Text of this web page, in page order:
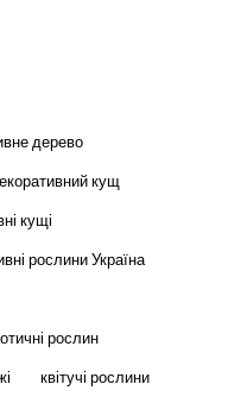
дерево
кущ
кущі
рослини Україна
рослин
квітучі рослини